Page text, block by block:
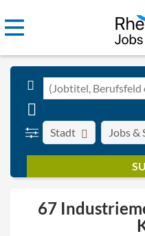
Stadt Jobs &
67